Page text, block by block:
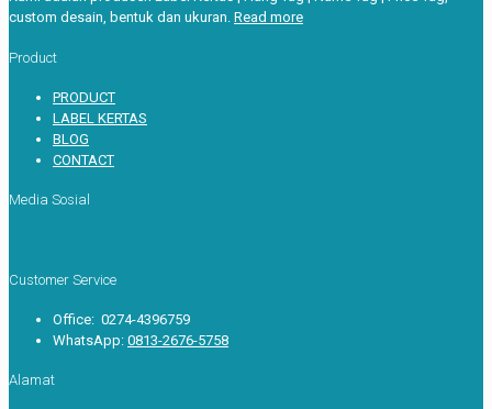
custom desain, bentuk dan ukuran. Read more
Product
PRODUCT
LABEL KERTAS
BLOG
CONTACT
Media Sosial
Customer Service
Office: 0274-4396759
WhatsApp: 0813-2676-5758
Alamat